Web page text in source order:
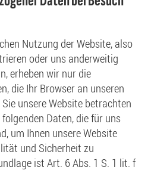
Nutzung der Website, also
oder uns anderweitig
erheben wir nur die
die Ihr Browser an unseren
unsere Website betrachten
Daten, die für uns
um Ihnen unsere Website
und Sicherheit zu
ist Art. 6 Abs. 1 S. 1 lit. f